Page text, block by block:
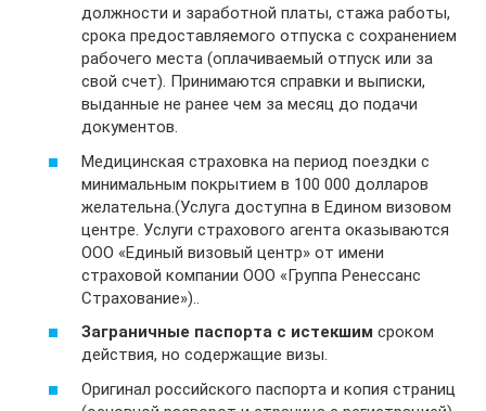
должности и заработной платы, стажа работы,
срока предоставляемого отпуска с сохранением
рабочего места (оплачиваемый отпуск или за
свой счет). Принимаются справки и выписки,
выданные не ранее чем за месяц до подачи
документов.
Медицинская страховка на период поездки с
минимальным покрытием в 100 000 долларов
желательна.(Услуга доступна в Едином визовом
центре. Услуги страхового агента оказываются
ООО «Единый визовый центр» от имени
страховой компании ООО «Группа Ренессанс
Страхование»)..
Заграничные паспорта с истекшим сроком
действия, но содержащие визы.
Оригинал российского паспорта и копия страниц